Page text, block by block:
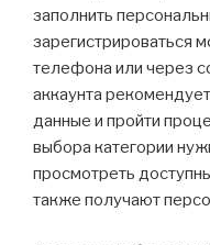
заполнить
зарегистрироваться
телефона или через
аккаунта
данные и пройти
выбора категории
просмотреть
также получают